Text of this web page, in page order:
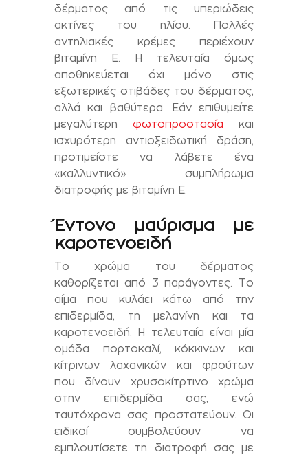
δέρματος από τις υπεριώδεις
ακτίνες του ηλίου. Πολλές
αντηλιακές κρέμες περιέχουν
βιταμίνη Ε. H τελευταία όμως
αποθηκεύεται όχι μόνο στις
εξωτερικές στιβάδες του δέρματος,
αλλά και βαθύτερα. Εάν επιθυμείτε
μεγαλύτερη φωτοπροστασία και
ισχυρότερη αντιοξειδωτική δράση,
προτιμείστε να λάβετε ένα
«καλλυντικό» συμπλήρωμα
διατροφής με βιταμίνη Ε.
Έντονο μαύρισμα με
καροτενοειδή
Το χρώμα του δέρματος
καθορίζεται από 3 παράγοντες. Το
αίμα που κυλάει κάτω από την
επιδερμίδα, τη μελανίνη και τα
καροτενοειδή. Η τελευταία είναι μία
ομάδα πορτοκαλί, κόκκινων και
κίτρινων λαχανικών και φρούτων
που δίνουν χρυσοκίτρτινο χρώμα
στην επιδερμίδα σας, ενώ
ταυτόχρονα σας προστατεύουν. Οι
ειδικοί συμβολεύουν να
εμπλουτίσετε τη διατροφή σας με